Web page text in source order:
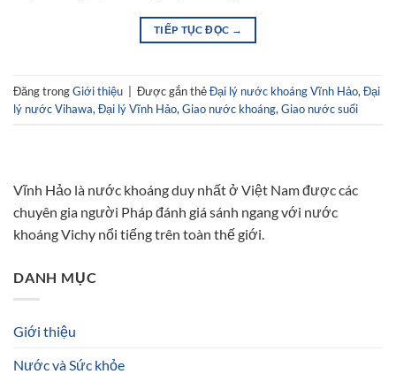
TIẾP TỤC ĐỌC →
Đăng trongGiới thiệu Được gắn thẻĐại lý nước khoáng Vĩnh Hảo, Đại
lý nước Vihawa, Đại lý Vĩnh Hảo, Giao nước khoáng, Giao nước suối
Vĩnh Hảo là nước khoáng duy nhất ở Việt Nam được các
chuyên gia người Pháp đánh giá sánh ngang với nước
khoáng Vichy nổi tiếng trên toàn thế giới.
DANH MỤC
Giới thiệu
Nước và Sức khỏe